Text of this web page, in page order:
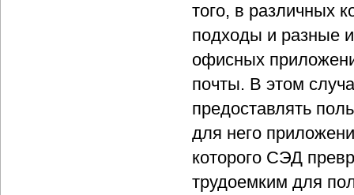
того, в различных
подходы и разные
офисных
почты. В этом
предоставлять
для него
которого СЭД
трудоемким для